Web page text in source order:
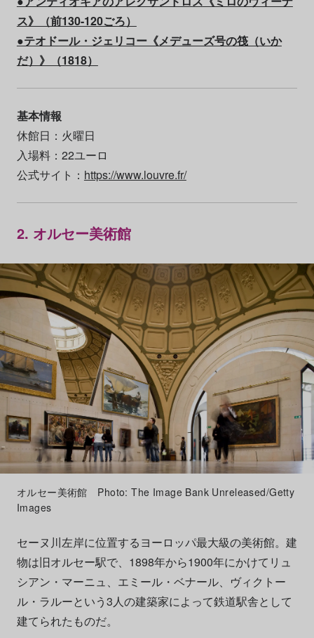
ス》（前130-120ごろ）
●テオドール・ジェリコー《メデューズ号の筏（いか
だ）》（1818）
基本情報
休館日：火曜日
入場料：22ユーロ
公式サイト： https://www.louvre.fr/
2. オルセー美術館
オルセー美術館 Photo: The Image Bank Unreleased/Getty
Images
セーヌ川左岸に位置するヨーロッパ最大級の美術館。建
物は旧オルセー駅で、1898年から1900年にかけてリュ
シアン・マーニュ、エミール・ベナール、ヴィクトー
ル・ラルーという3人の建築家によって鉄道駅舎として
建てられたものだ。